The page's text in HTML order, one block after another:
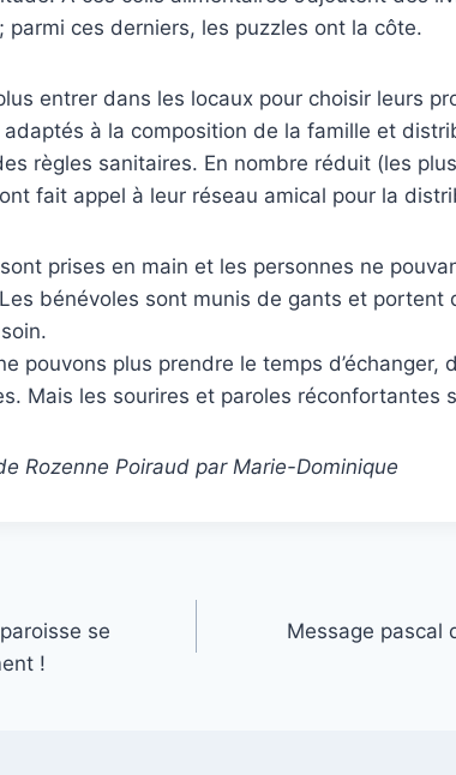
ces derniers, les puzzles ont la côte.
entrer dans les locaux pour choisir leurs
adaptés à la composition de la famille et
règles sanitaires. En nombre réduit (les
fait appel à leur réseau amical pour la
prises en main et les personnes ne
bénévoles sont munis de gants et portent
pouvons plus prendre le temps d’échanger,
Mais les sourires et paroles réconfortantes
Rozenne Poiraud par Marie-Dominique
se
!
Message pascal